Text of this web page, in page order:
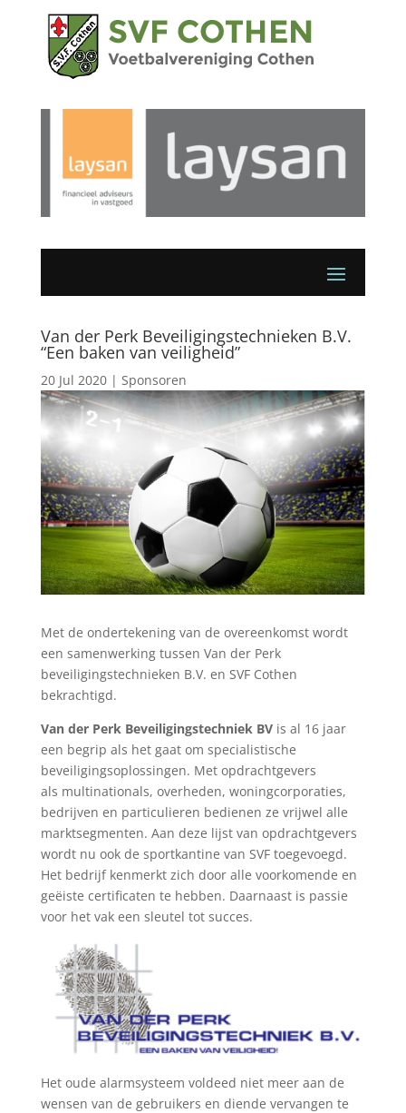
Van der Perk Beveiligingstechnieken B.V.
“Een baken van veiligheid”
20 Jul 2020| Sponsoren
Met de ondertekening van de overeenkomst wordt
een samenwerking tussen Van der Perk
beveiligingstechnieken B.V. en SVF Cothen
bekrachtigd.
Van der Perk Beveiligingstechniek BV is al 16 jaar
een begrip als het gaat om specialistische
beveiligingsoplossingen. Met opdrachtgevers
als multinationals, overheden, woningcorporaties,
bedrijven en particulieren bedienen ze vrijwel alle
marktsegmenten. Aan deze lijst van opdrachtgevers
wordt nu ook de sportkantine van SVF toegevoegd.
Het bedrijf kenmerkt zich door alle voorkomende en
geëiste certificaten te hebben. Daarnaast is passie
voor het vak een sleutel tot succes.
Het oude alarmsysteem voldeed niet meer aan de
wensen van de gebruikers en diende vervangen te